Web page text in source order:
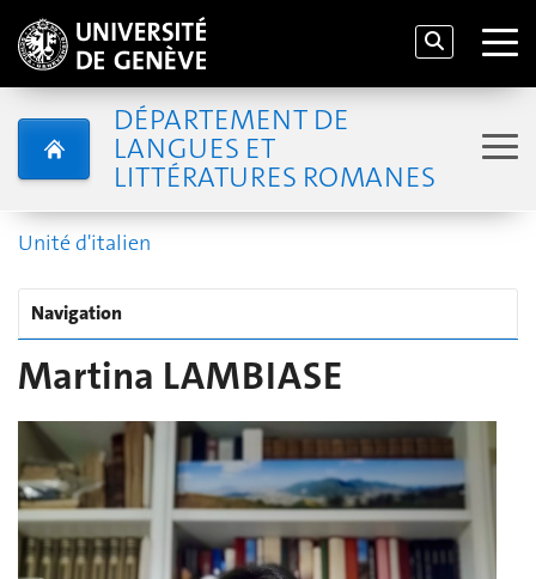
DÉPARTEMENT DE
LANGUES ET
LITTÉRATURES ROMANES
Unité d'italien
Navigation
Martina LAMBIASE